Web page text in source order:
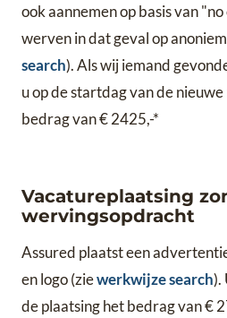
ook aannemen op basis van
werven in dat geval op
search). Als wij iemand
u op de startdag van de
bedrag van € 2425,-*
Vacatureplaatsing
wervingsopdracht
Assured plaatst een
en logo (ziewerkwijze search).
de plaatsing het bedrag van €